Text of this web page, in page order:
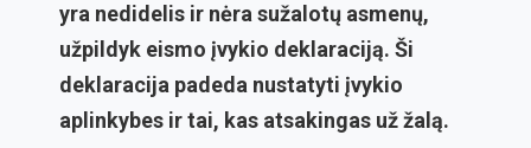
yra nedidelis ir nėra sužalotų asmenų,
užpildyk eismo įvykio deklaraciją. Ši
deklaracija padeda nustatyti įvykio
aplinkybes ir tai, kas atsakingas už žalą.